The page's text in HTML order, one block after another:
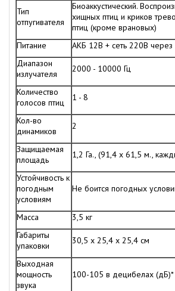
Тип
отпугивателя
Биоаккустический.
хищных птиц и криков
птиц (кроме врановых)
Питание
АКБ 12В + сеть 220В через
Диапазон
излучателя
2000 - 10000 Гц
Количество
голосов птиц
1 - 8
Кол-во
динамиков
2
Защищаемая
площадь
1,2 Га., (91,4 х 61,5 м.,
Устойчивость к
погодным
условиям
Не боится погодных
Масса
3,5 кг
Габариты
упаковки
30,5 x 25,4 x 25,4 см
Выходная
мощность
звука
100-105 в децибелах (дБ)*